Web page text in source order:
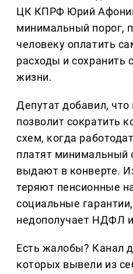
ЦК КПРФ Юрий
минимальный порог,
человеку оплатить
расходы и сохранить
жизни.
Депутат добавил,
позволит сократить
схем, когда
платят минимальный
выдают в конверте.
теряют пенсионные
социальные
недополучает НДФЛ
Есть жалобы? Канал
которых вывели из